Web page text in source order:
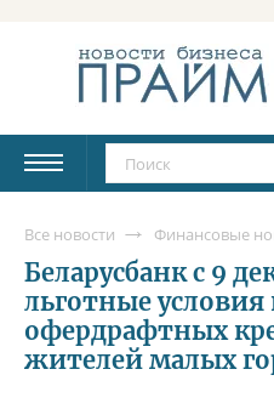
Все новости Финансовые
Беларусбанк с 9
льготные
офердрафтных
жителей малых